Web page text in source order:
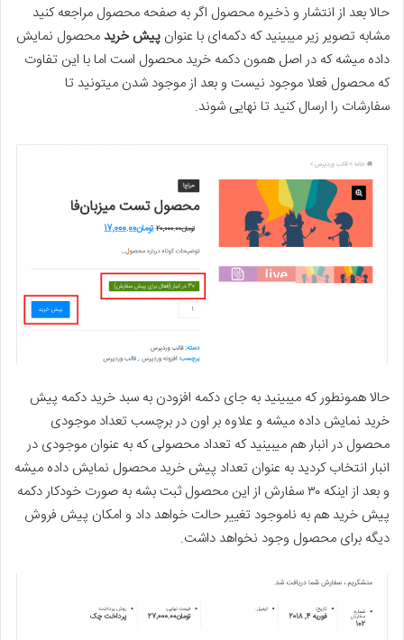
حالا بعد از انتشار و ذخیره محصول اگر به صفحه محصول مراجعه کنید
مشابه تصویر زیر میبینید که دکمه‌ای با عنوان پیش خریدمحصول نمایش
داده میشه که در اصل همون دکمه خرید محصول است اما با این تفاوت
که محصول فعلا موجود نیست و بعد از موجود شدن میتونید تا
سفارشات را ارسال کنید تا نهایی شوند.
حالا همونطور که میبینید به جای دکمه افزودن به سبد خرید دکمه پیش
خرید نمایش داده میشه و علاوه بر اون در برچسب تعداد موجودی
محصول در انبار هم میبینید که تعداد محصولی که به عنوان موجودی در
انبار انتخاب کردید به عنوان تعداد پیش خرید محصول نمایش داده میشه
و بعد از اینکه ۳۰ سفارش از این محصول ثبت بشه به صورت خودکار دکمه
پیش خرید هم به ناموجود تغییر حالت خواهد داد و امکان پیش فروش
دیگه برای محصول وجود نخواهد داشت.